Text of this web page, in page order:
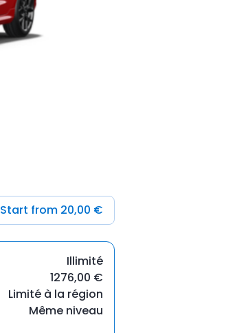
Start from 20,00 €
Illimité
1276,00 €
Limité à la région
Même niveau